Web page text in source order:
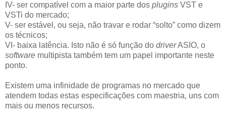
IV- ser compatível com a maior parte dos plugins VST e
VSTi do mercado;
V- ser estável, ou seja, não travar e rodar “solto” como dizem
os técnicos;
VI- baixa latência. Isto não é só função do driverASIO, o
software multipista também tem um papel importante neste
ponto.
Existem uma infinidade de programas no mercado que
atendem todas estas especificações com maestria, uns com
mais ou menos recursos.